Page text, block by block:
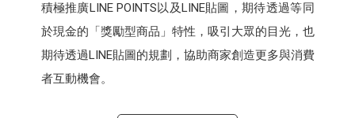
積極推廣LINE POINTS以及LINE貼圖，期待透過等同
於現金的「獎勵型商品」特性，吸引大眾的目光，也
期待透過LINE貼圖的規劃，協助商家創造更多與消費
者互動機會。